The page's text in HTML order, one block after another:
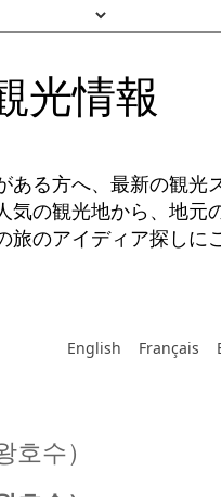
光情報
ある方へ、最新の観光
気の観光地から、地
旅のアイディア探しに
English Français
호수）